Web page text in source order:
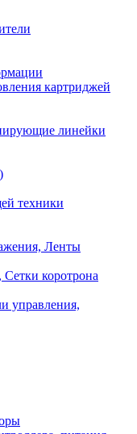
картриджей
линейки
техники
Ленты
коротрона
управления,